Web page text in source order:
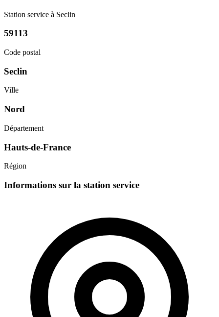
Station service à Seclin
59113
Code postal
Seclin
Ville
Nord
Département
Hauts-de-France
Région
Informations sur la station service